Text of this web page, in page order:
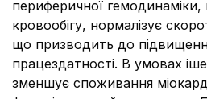
периферичної гемодинаміки,
кровообігу, нормалізує
що призводить до
працездатності. В умовах
зменшує споживання